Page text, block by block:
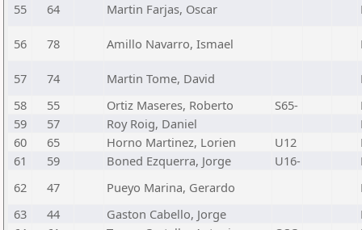
55
64 Martin Farjas, Oscar
56 78 Amillo Navarro, Ismael
57 74 Martin Tome, David
58
55 Ortiz Maseres, Roberto S65-
59
57 Roy Roig, Daniel
60
65 Horno Martinez, Lorien U12
61
59 Boned Ezquerra, Jorge U16-
62
47 Pueyo Marina, Gerardo
63
44 Gaston Cabello, Jorge